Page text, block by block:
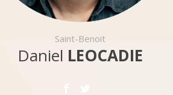
Saint-Benoit
Daniel LEOCADIE